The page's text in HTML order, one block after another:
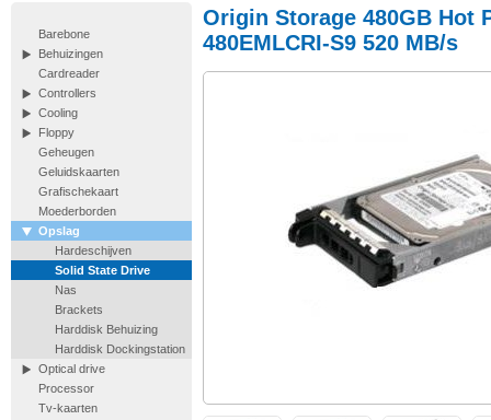
Barebone
Behuizingen
Cardreader
Controllers
Cooling
Floppy
Geheugen
Geluidskaarten
Grafischekaart
Moederborden
Opslag
Hardeschijven
Solid State Drive
Nas
Brackets
Harddisk Behuizing
Harddisk Dockingstation
Optical drive
Processor
Tv-kaarten
Origin Storage 480GB Hot
480EMLCRI-S9 520 MB/s